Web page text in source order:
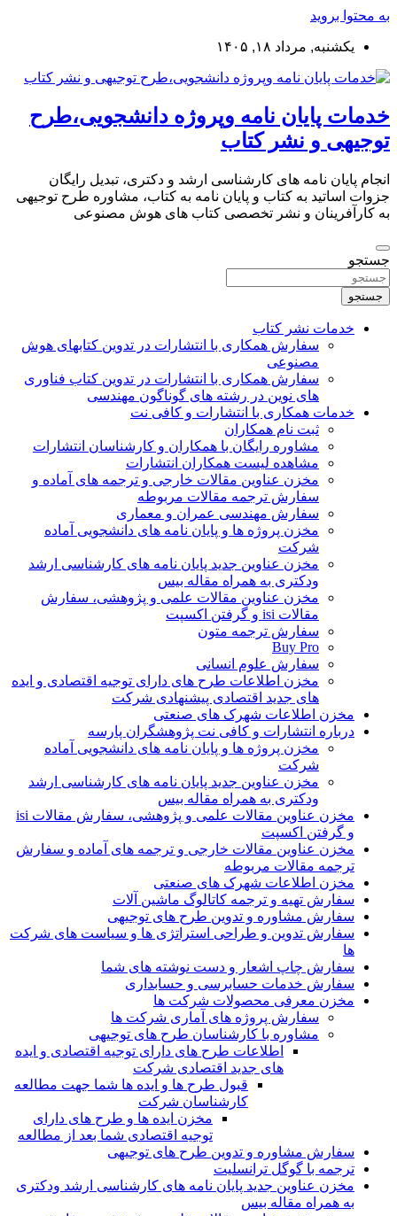
به محتوا بروید
یکشنبه, مرداد ۱۸, ۱۴۰۵
خدمات پایان نامه وپروژه دانشجویی،طرح
توجیهی و نشر کتاب
انجام پایان نامه های کارشناسی ارشد و دکتری، تبدیل رایگان
جزوات اساتید به کتاب و پایان نامه به کتاب، مشاوره طرح توجیهی
به کارآفرینان و نشر تخصصی کتاب های هوش مصنوعی
جستجو
جستجو
خدمات نشر کتاب
سفارش همکاری با انتشارات در تدوین کتابهای هوش
مصنوعی
سفارش همکاری با انتشارات در تدوین کتاب فناوری
های نوین در رشته های گوناگون مهندسی
خدمات همکاری با انتشارات و کافی نت
ثبت نام همکاران
مشاوره رایگان با همکاران و کارشناسان انتشارات
مشاهده لیست همکاران انتشارات
مخزن عناوین مقالات خارجی و ترجمه های آماده و
سفارش ترجمه مقالات مربوطه
سفارش مهندسی عمران و معماری
مخزن پروژه ها و پایان نامه های دانشجویی آماده
شرکت
مخزن عناوین جدید پایان نامه های کارشناسی ارشد
ودکتری به همراه مقاله بیس
مخزن عناوین مقالات علمی و پژوهشی، سفارش
مقالات isi و گرفتن اکسپت
سفارش ترجمه متون
Buy Pro
سفارش علوم انسانی
مخزن اطلاعات طرح های دارای توجیه اقتصادی و ایده
های جدید اقتصادی پیشنهادی شرکت
مخزن اطلاعات شهرک های صنعتی
درباره انتشارات و کافی نت پژوهشگران پارسه
مخزن پروژه ها و پایان نامه های دانشجویی آماده
شرکت
مخزن عناوین جدید پایان نامه های کارشناسی ارشد
ودکتری به همراه مقاله بیس
مخزن عناوین مقالات علمی و پژوهشی، سفارش مقالات isi
و گرفتن اکسپت
مخزن عناوین مقالات خارجی و ترجمه های آماده و سفارش
ترجمه مقالات مربوطه
مخزن اطلاعات شهرک های صنعتی
سفارش تهیه و ترجمه کاتالوگ ماشین آلات
سفارش مشاوره و تدوین طرح های توجیهی
سفارش تدوین و طراحی استراتژی ها و سیاست های شرکت
ها
سفارش چاپ اشعار و دست نوشته های شما
سفارش خدمات حسابرسی و حسابداری
مخزن معرفی محصولات شرکت ها
سفارش پروژه های آماری شرکت ها
مشاوره با کارشناسان طرح های توجیهی
اطلاعات طرح های دارای توجیه اقتصادی و ایده
های جدید اقتصادی شرکت
قبول طرح ها و ایده ها شما جهت مطالعه
کارشناسان شرکت
مخزن ایده ها و طرح های دارای
توجیه اقتصادی شما بعد از مطالعه
سفارش مشاوره و تدوین طرح های توجیهی
ترجمه با گوگل ترانسلیت
مخزن عناوین جدید پایان نامه های کارشناسی ارشد ودکتری
به همراه مقاله بیس